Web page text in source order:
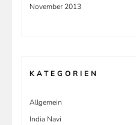
November 2013
KATEGORIEN
Allgemein
India Navi